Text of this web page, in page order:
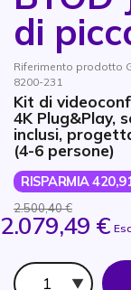
di
Riferimento prodotto
8200-231
Kit di
4K Plug&Play,
inclusi,
(4-6 persone)
RISPARMIA
2.500,40 €
2.079,49 €
Qtà